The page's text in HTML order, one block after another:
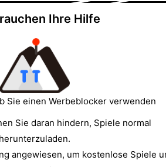
Software
Ihre Hilfe
Sie einen Werbeblocker verwenden
Sie daran hindern, Spiele normal
herunterzuladen.
angewiesen, um kostenlose Spiele